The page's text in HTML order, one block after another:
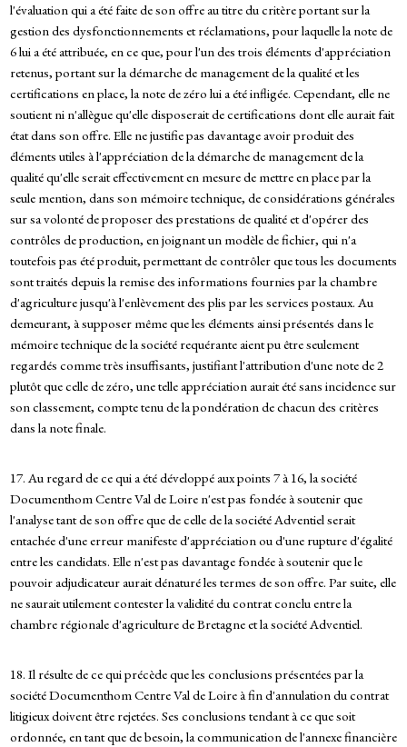
l'évaluation qui a été faite de son offre au titre du critère portant sur la
gestion des dysfonctionnements et réclamations, pour laquelle la note de
6 lui a été attribuée, en ce que, pour l'un des trois éléments d'appréciation
retenus, portant sur la démarche de management de la qualité et les
certifications en place, la note de zéro lui a été infligée. Cependant, elle ne
soutient ni n'allègue qu'elle disposerait de certifications dont elle aurait fait
état dans son offre. Elle ne justifie pas davantage avoir produit des
éléments utiles à l'appréciation de la démarche de management de la
qualité qu'elle serait effectivement en mesure de mettre en place par la
seule mention, dans son mémoire technique, de considérations générales
sur sa volonté de proposer des prestations de qualité et d'opérer des
contrôles de production, en joignant un modèle de fichier, qui n'a
toutefois pas été produit, permettant de contrôler que tous les documents
sont traités depuis la remise des informations fournies par la chambre
d'agriculture jusqu'à l'enlèvement des plis par les services postaux. Au
demeurant, à supposer même que les éléments ainsi présentés dans le
mémoire technique de la société requérante aient pu être seulement
regardés comme très insuffisants, justifiant l'attribution d'une note de 2
plutôt que celle de zéro, une telle appréciation aurait été sans incidence sur
son classement, compte tenu de la pondération de chacun des critères
dans la note finale.
17. Au regard de ce qui a été développé aux points 7 à 16, la société
Documenthom Centre Val de Loire n'est pas fondée à soutenir que
l'analyse tant de son offre que de celle de la société Adventiel serait
entachée d'une erreur manifeste d'appréciation ou d'une rupture d'égalité
entre les candidats. Elle n'est pas davantage fondée à soutenir que le
pouvoir adjudicateur aurait dénaturé les termes de son offre. Par suite, elle
ne saurait utilement contester la validité du contrat conclu entre la
chambre régionale d'agriculture de Bretagne et la société Adventiel.
18. Il résulte de ce qui précède que les conclusions présentées par la
société Documenthom Centre Val de Loire à fin d'annulation du contrat
litigieux doivent être rejetées. Ses conclusions tendant à ce que soit
ordonnée, en tant que de besoin, la communication de l'annexe financière